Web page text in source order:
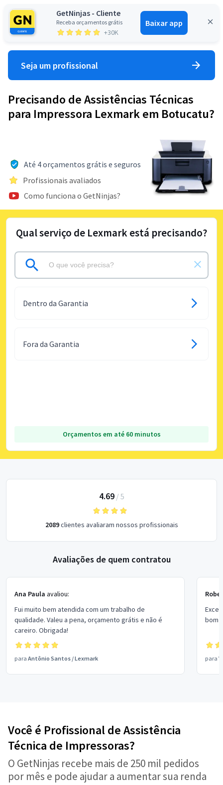
GetNinjas - Cliente
Receba orçamentos grátis
+30K
Baixar app
Entrar
Seja um profissional
Precisando de Assistências Técnicas
para Impressora Lexmark em Botucatu?
Até 4 orçamentos grátis e seguros
Profissionais avaliados
Como funciona o GetNinjas?
Qual serviço de Lexmark está precisando?
Dentro da Garantia
Fora da Garantia
Orçamentos em até 60 minutos
4.69/ 5
2089clientes avaliaram nossos profissionais
Avaliações de quem contratou
Ana Paula avaliou:
Fui muito bem atendida com um trabalho de
qualidade. Valeu a pena, orçamento grátis e não é
careiro. Obrigada!
para Antônio Santos /Lexmark
bom
para
Você é Profissional de Assistência
Técnica de Impressoras?
O GetNinjas recebe mais de 250 mil pedidos
por mês e pode ajudar a aumentar sua renda